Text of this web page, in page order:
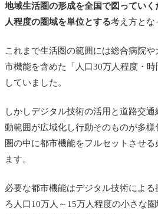
地域生活圏の形成を全国で図ってい
人程度の圏域を単位とする考え方とな
これまで生活圏の範囲には総合病院
市機能を含めた「人口30万人程度・
していました。
しかしデジタル技術の活用と道路交
動範囲が広域化し行動そのものが多
圏の中に都市機能をフルセットさせ
ます。
必要な都市機能はデジタル技術によ
ろ人口10万人～15万人程度の小さな